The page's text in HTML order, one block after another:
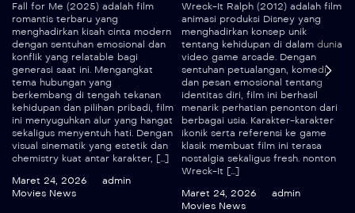
Fall for Me (2025) adalah film
romantis terbaru yang
menghadirkan kisah cinta modern
dengan sentuhan emosional dan
konflik yang relatable bagi
generasi saat ini. Mengangkat
tema hubungan yang
berkembang di tengah tekanan
kehidupan dan pilihan pribadi, film
ini menyuguhkan alur yang hangat
sekaligus menyentuh hati. Dengan
visual sinematik yang estetik dan
chemistry kuat antar karakter, […]
Maret 24, 2026
admin
Movies News
Wreck-It Ralph (2012) adalah film
animasi produksi Disney yang
menghadirkan konsep unik
tentang kehidupan di dalam dunia
video game arcade. Dengan
sentuhan petualangan, komedi,
dan pesan emosional tentang
identitas diri, film ini berhasil
menarik perhatian penonton dari
berbagai usia. Karakter-karakter
ikonik serta referensi ke game
klasik membuat film ini terasa
nostalgia sekaligus fresh. nonton
Wreck-It […]
Maret 24, 2026
admin
Movies News